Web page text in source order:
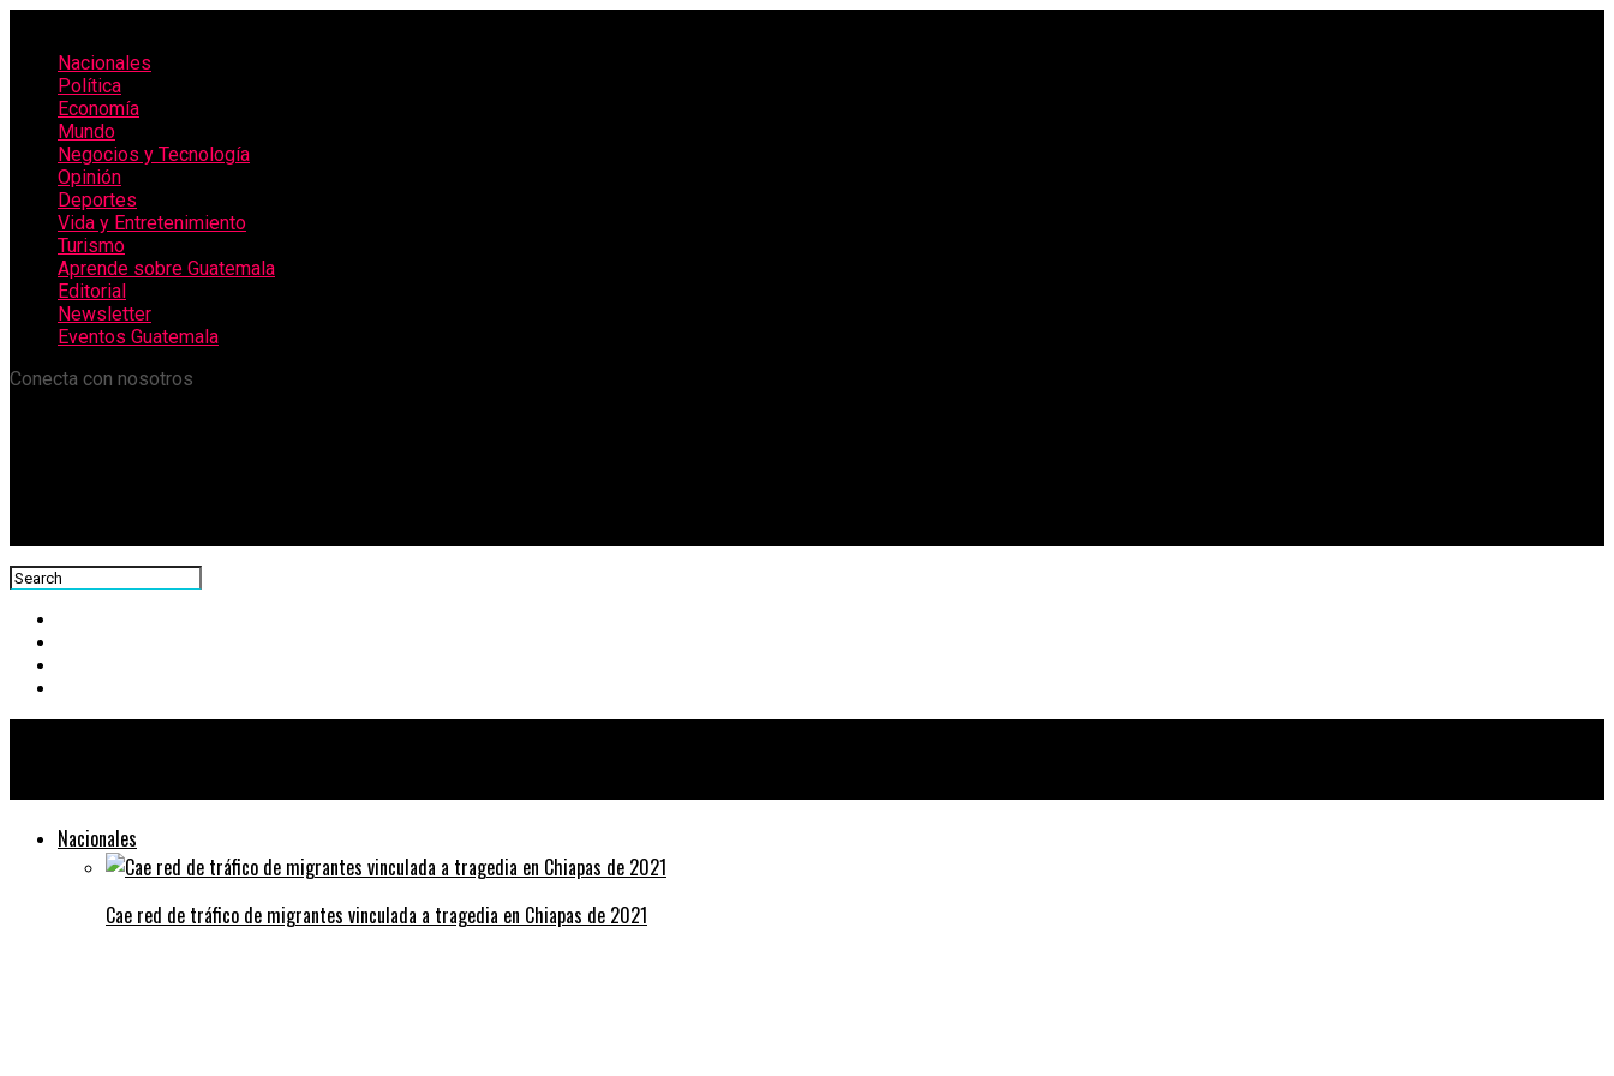
Nacionales
Política
Economía
Mundo
Negocios y Tecnología
Opinión
Deportes
Vida y Entretenimiento
Turismo
Aprende sobre Guatemala
Editorial
Newsletter
Eventos Guatemala
Conecta con nosotros
Nacionales
Cae red de tráfico de migrantes vinculada a tragedia en Chiapas de 2021